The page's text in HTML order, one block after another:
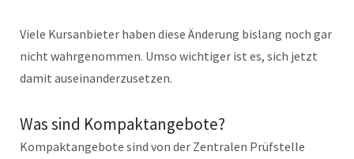
Viele Kursanbieter haben diese Änderung bislang noch gar
nicht wahrgenommen. Umso wichtiger ist es, sich jetzt
damit auseinanderzusetzen.
Was sind Kompaktangebote?
Kompaktangebote sind von der Zentralen Prüfstelle